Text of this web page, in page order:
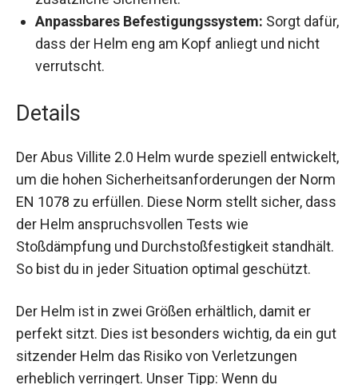
Anpassbares Befestigungssystem:
dafür, dass der Helm eng am Kopf anliegt und
nicht verrutscht.
Details
entwickelt, um die hohen
Sicherheitsanforderungen der Norm EN 1078 zu
erfüllen. Diese Norm stellt sicher, dass der Helm
anspruchsvollen Tests wie Stoßdämpfung und
Durchstoßfestigkeit standhält. So bist du in jeder
Situation optimal geschützt.
Der Helm ist in zwei Größen erhältlich, damit er
perfekt sitzt. Dies ist besonders wichtig, da ein
gut sitzender Helm das Risiko von Verletzungen